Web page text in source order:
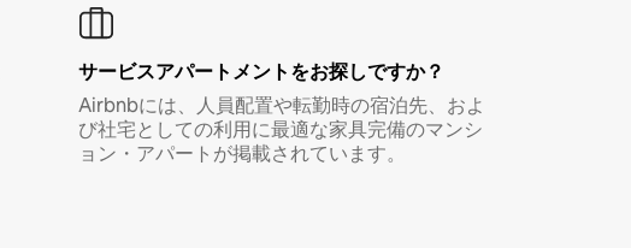
サービスアパートメントをお探しですか？
Airbnbには、人員配置や転勤時の宿泊先、およ
び社宅としての利用に最適な家具完備のマンシ
ョン・アパートが掲載されています。